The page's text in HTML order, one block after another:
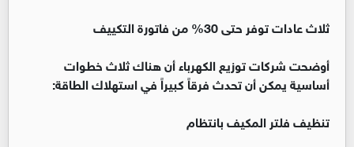
ثلاث عادات توفر حتى 30% من فاتورة التكييف
أوضحت شركات توزيع الكهرباء أن هناك ثلاث خطوات
أساسية يمكن أن تحدث فرقاً كبيراً في استهلاك الطاقة:
تنظيف فلتر المكيف بانتظام